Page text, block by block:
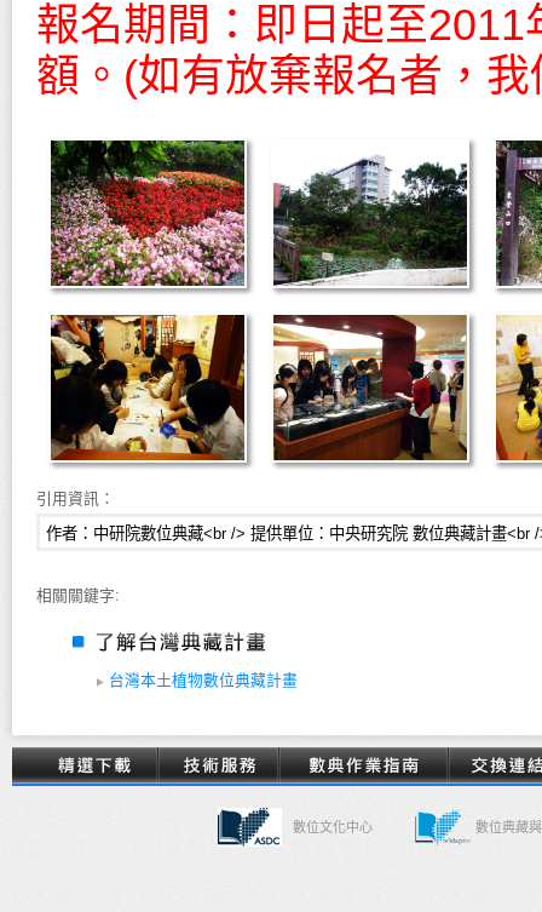
報名期間：即日起至
額。(如有放棄報名者，
引用資訊：
相關關鍵字:
台灣本土植物數位典藏計畫
數位文化中心 數位典藏